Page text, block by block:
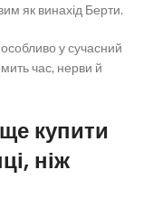
як винахід Берти.
у сучасний
час, нерви й
купити
, ніж